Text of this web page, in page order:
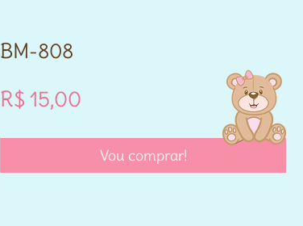
BM-808
R$ 15,00
Vou comprar!